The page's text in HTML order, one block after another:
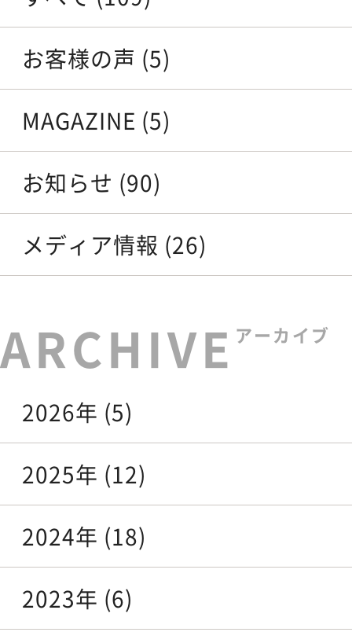
お客様の声 (5)
MAGAZINE (5)
お知らせ (90)
メディア情報 (26)
アーカイブ
2026年 (5)
2025年 (12)
2024年 (18)
2023年 (6)